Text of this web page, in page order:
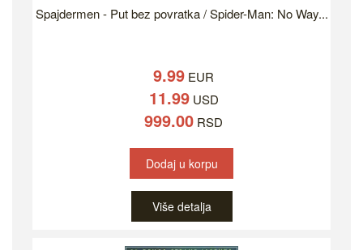
Spajdermen - Put bez povratka / Spider-Man: No Way...
9.99 EUR
11.99USD
999.00 RSD
Dodaj u korpu
Više detalja